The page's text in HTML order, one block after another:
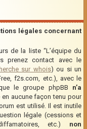
légales concernant
de la liste “L’équipe du
prenez contact avec le
sur whois) ou si un
f2s.com, etc.), avec le
le groupe phpBB n’a
aucune façon tenu pour
est utilisé. Il est inutile
légale (cessions et
etc.) non